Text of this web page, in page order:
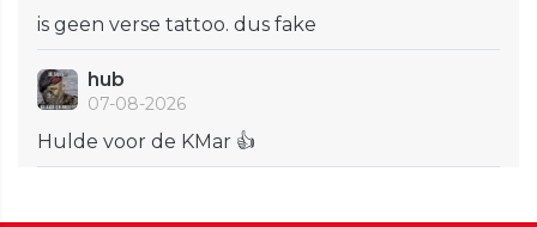
is geen verse tattoo. dus fake
hub
07-08-2026
Hulde voor de KMar 👍